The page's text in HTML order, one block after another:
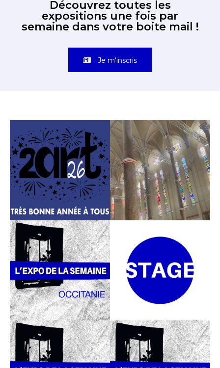
Découvrez toutes les
expositions une fois par
semaine dans votre boite mail !
Je m'inscris